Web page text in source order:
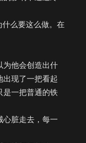
么要这么做。在
他会创造出什
出现了一把看起
是一把普通的铁
脏走去，每一